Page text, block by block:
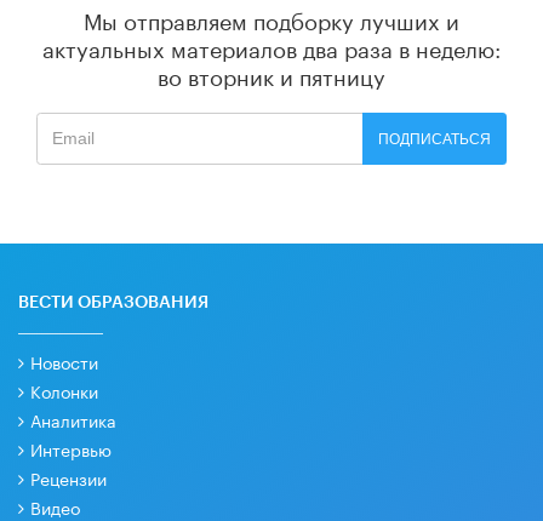
Мы отправляем подборку лучших и
актуальных материалов два раза в неделю:
во вторник и пятницу
ПОДПИСАТЬСЯ
ВЕСТИ ОБРАЗОВАНИЯ
Новости
Колонки
Аналитика
Интервью
Рецензии
Видео